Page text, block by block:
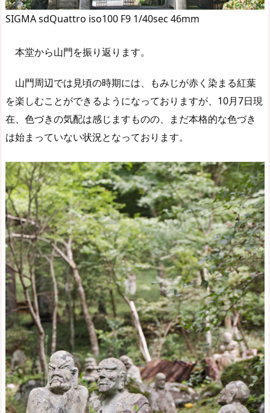
SIGMA sdQuattro iso100 F9 1/40sec 46mm
本堂から山門を振り返ります。
山門周辺では見頃の時期には、もみじが赤く染まる紅葉
を楽しむことができるようになっておりますが、10月7日現
在、色づきの気配は感じますものの、まだ本格的な色づき
は始まっていない状況となっております。